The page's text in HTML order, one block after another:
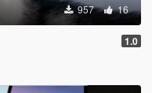
957 16
1.0